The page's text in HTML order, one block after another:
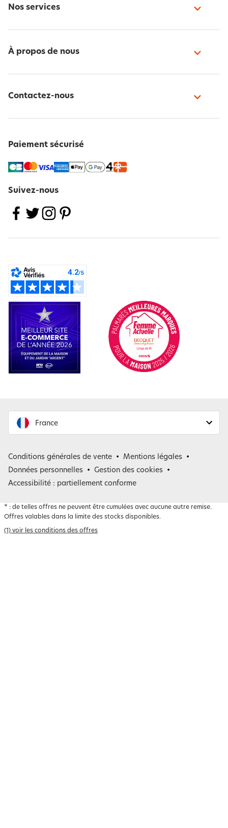
Nos services
À propos de nous
Contactez-nous
Paiement sécurisé
Suivez-nous
France
Belgique
Conditions générales de vente
Mentions légales
Données personnelles
Gestion des cookies
Accessibilité : partiellement conforme
* : de telles offres ne peuvent être cumulées avec aucune autre remise.
Offres valables dans la limite des stocks disponibles.
(1) voir les conditions des offres